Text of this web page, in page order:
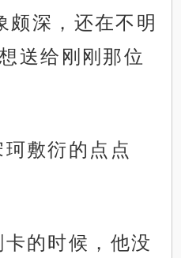
颇深，还在不明
送给刚刚那位
敷衍的点点
的时候，他没